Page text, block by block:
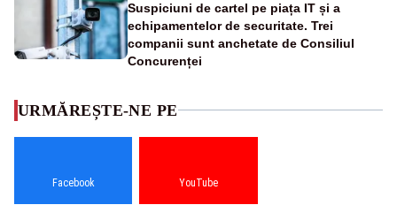
Suspiciuni de cartel pe piața IT și a
echipamentelor de securitate. Trei
companii sunt anchetate de Consiliul
Concurenței
URMĂREȘTE-NE PE
Facebook YouTube